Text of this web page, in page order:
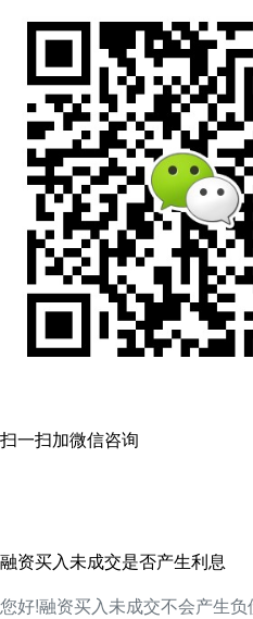
扫一扫加微信咨询
融资买入未成交是否产生利息
您好!融资买入未成交不会产生